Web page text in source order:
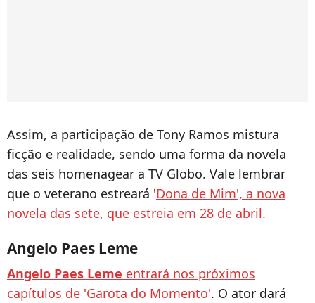
Assim, a participação de Tony Ramos mistura
ficção e realidade, sendo uma forma da novela
das seis homenagear a TV Globo. Vale lembrar
que o veterano estreará 'Dona de Mim', a nova
novela das sete, que estreia em 28 de abril.
Angelo Paes Leme
Angelo Paes Leme entrará nos próximos
capítulos de 'Garota do Momento'. O ator dará